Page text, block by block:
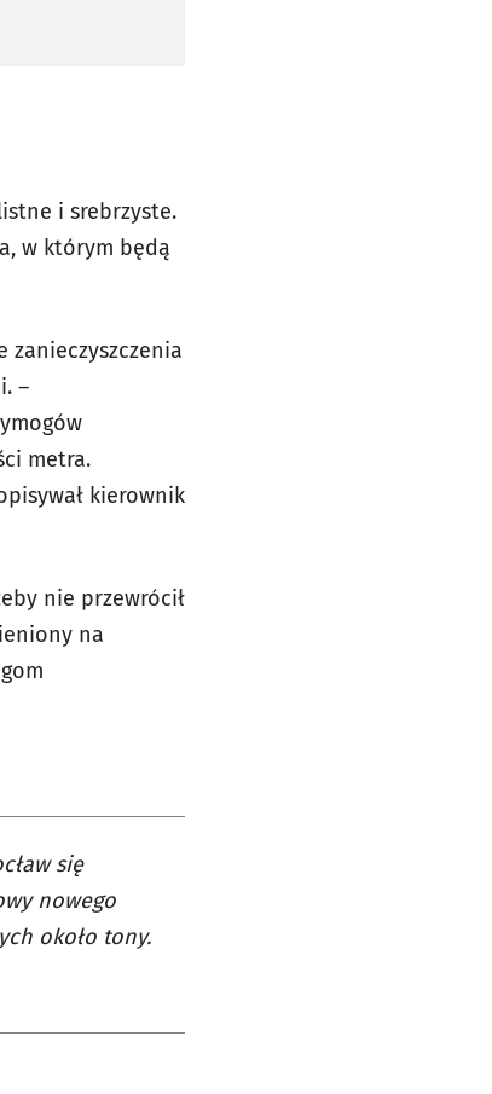
i srebrzyste.
w którym będą
zanieczyszczenia
–
metra.
kierownik
nie przewrócił
na
się
nowego
około tony.